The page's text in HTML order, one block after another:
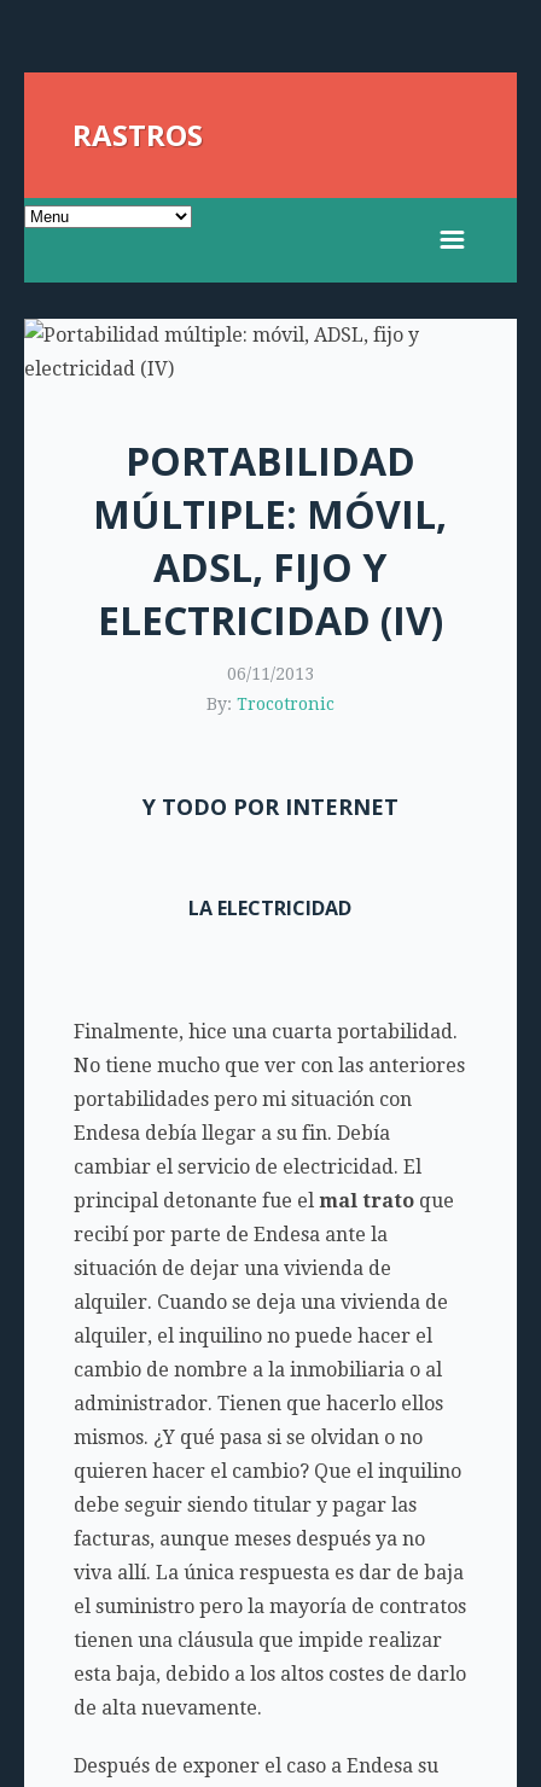
RASTROS
PORTABILIDAD
MÚLTIPLE: MÓVIL,
ADSL, FIJO Y
ELECTRICIDAD (IV)
06/11/2013
By: Trocotronic
Y TODO POR INTERNET
LA ELECTRICIDAD
Finalmente, hice una cuarta portabilidad.
No tiene mucho que ver con las anteriores
portabilidades pero mi situación con
Endesa debía llegar a su fin. Debía
cambiar el servicio de electricidad. El
principal detonante fue el mal tratoque
recibí por parte de Endesa ante la
situación de dejar una vivienda de
alquiler. Cuando se deja una vivienda de
alquiler, el inquilino no puede hacer el
cambio de nombre a la inmobiliaria o al
administrador. Tienen que hacerlo ellos
mismos. ¿Y qué pasa si se olvidan o no
quieren hacer el cambio? Que el inquilino
debe seguir siendo titular y pagar las
facturas, aunque meses después ya no
viva allí. La única respuesta es dar de baja
el suministro pero la mayoría de contratos
tienen una cláusula que impide realizar
esta baja, debido a los altos costes de darlo
de alta nuevamente.
Después de exponer el caso a Endesa su